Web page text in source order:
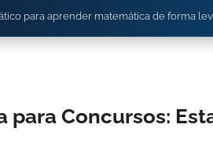
para aprender matemática de forma
para Concursos: